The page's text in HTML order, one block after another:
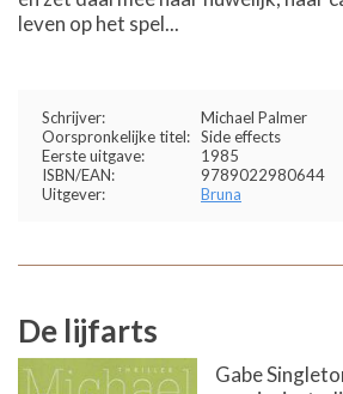
leven op het spel...
Schrijver:
Michael Palmer
Oorspronkelijke titel: Side effects
Eerste uitgave:
1985
ISBN/EAN:
9789022980644
Uitgever:
Bruna
De lijfarts
Gabe